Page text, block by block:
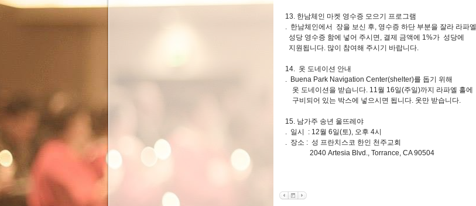
13. 한남체인 마켓 영수증 모으기 프로그램
. 한남체인에서 장을 보신 후, 영수증 하단 부분을 잘라 라파엘
성당 영수증 함에 넣어 주시면, 결제 금액에 1%가 성당에
지원됩니다. 많이 참여해 주시기 바랍니다.
14. 옷 도네이션 안내
. Buena Park Navigation Center(shelter)를 돕기 위해
옷 도네이션을 받습니다. 11월 16일(주일)까지 라파엘 홀에
구비되어 있는 박스에 넣으시면 됩니다. 옷만 받습니다.
15. 남가주 송년 울뜨레야
. 일시 : 12월 6일(토), 오후 4시
. 장소 : 성 프란치스코 한인 천주교회
2040 Artesia Blvd., Torrance, CA 90504